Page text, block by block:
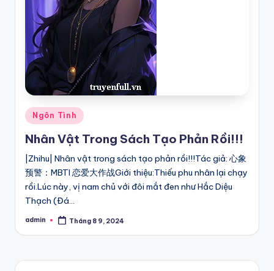
Posted
in
Ngôn Tình
Nhân Vật Trong Sách Tạo Phản Rồi!!!
|Zhihu| Nhân vật trong sách tạo phản rồi!!!Tác giả: 心象
预警：MBTI 恋爱大作战Giới thiệu:Thiếu phu nhân lại chạy
rồi.Lúc này, vị nam chủ với đôi mắt đen như Hắc Diệu
Thạch (Đá…
Posted
admin Tháng 8 9, 2024